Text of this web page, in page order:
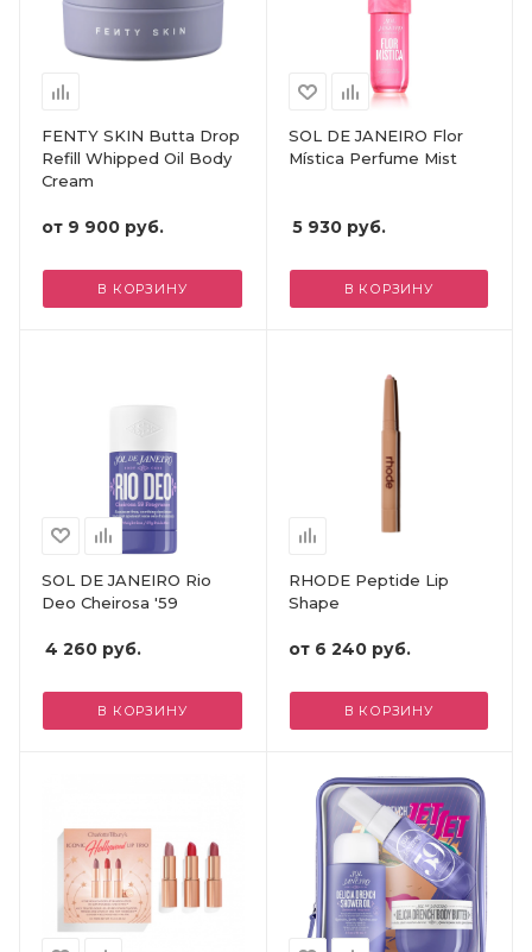
FENTY SKIN Butta Drop
Refill Whipped Oil Body
Cream
от 9 900 руб.
В КОРЗИНУ
SOL DE JANEIRO Flor
Mística Perfume Mist
5 930руб.
В КОРЗИНУ
SOL DE JANEIRO Rio
Deo Cheirosa '59
4 260 руб.
В КОРЗИНУ
RHODE Peptide Lip
Shape
от 6 240 руб.
В КОРЗИНУ